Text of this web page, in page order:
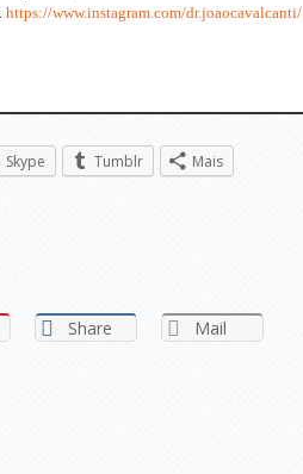
https://www.instagram.com/dr.joaocavalcanti/
Skype Tumblr Mais
Share Mail